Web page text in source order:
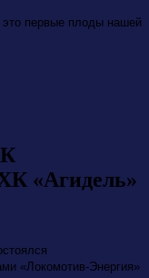
первые плоды нашей
«Агидель»
«Локомотив-Энергия»